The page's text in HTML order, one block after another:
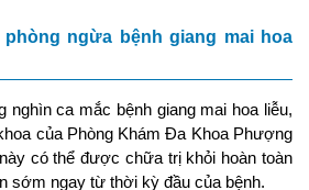
ngừa bệnh giang mai hoa
nghìn ca mắc bệnh giang mai hoa liễu,
của Phòng Khám Đa Khoa Phượng
có thể được chữa trị khỏi hoàn toàn
sớm ngay từ thời kỳ đầu của bệnh.